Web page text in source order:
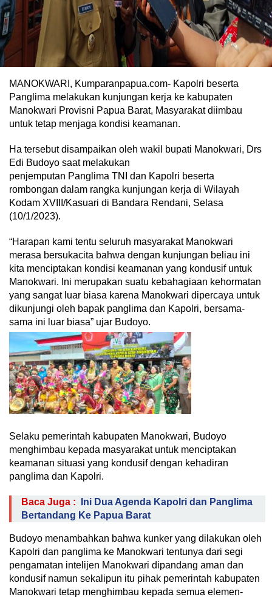
MANOKWARI, Kumparanpapua.com- Kapolri beserta
Panglima melakukan kunjungan kerja ke kabupaten
Manokwari Provisni Papua Barat, Masyarakat diimbau
untuk tetap menjaga kondisi keamanan.
Ha tersebut disampaikan oleh wakil bupati Manokwari, Drs
Edi Budoyo saat melakukan
penjemputan Panglima TNI dan Kapolri beserta
rombongan dalam rangka kunjungan kerja di Wilayah
Kodam XVIII/Kasuari di Bandara Rendani, Selasa
(10/1/2023).
“Harapan kami tentu seluruh masyarakat Manokwari
merasa bersukacita bahwa dengan kunjungan beliau ini
kita menciptakan kondisi keamanan yang kondusif untuk
Manokwari. Ini merupakan suatu kebahagiaan kehormatan
yang sangat luar biasa karena Manokwari dipercaya untuk
dikunjungi oleh bapak panglima dan Kapolri, bersama-
sama ini luar biasa” ujar Budoyo.
Selaku pemerintah kabupaten Manokwari, Budoyo
menghimbau kepada masyarakat untuk menciptakan
keamanan situasi yang kondusif dengan kehadiran
panglima dan Kapolri.
Baca Juga :
Ini Dua Agenda Kapolri dan Panglima
Bertandang Ke Papua Barat
Budoyo menambahkan bahwa kunker yang dilakukan oleh
Kapolri dan panglima ke Manokwari tentunya dari segi
pengamatan intelijen Manokwari dipandang aman dan
kondusif namun sekalipun itu pihak pemerintah kabupaten
Manokwari tetap menghimbau kepada semua elemen-